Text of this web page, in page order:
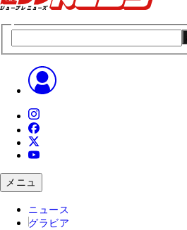
メニュ
ニュース
グラビア